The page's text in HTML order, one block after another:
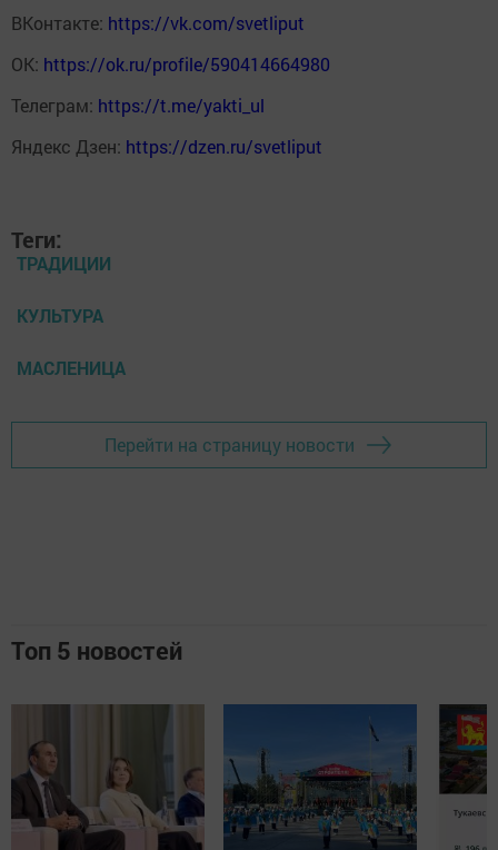
ВКонтакте: https://vk.com/svetliput
ОК: https://ok.ru/profile/590414664980
Телеграм: https://t.me/yakti_ul
Яндекс Дзен: https://dzen.ru/svetliput
Теги:
ТРАДИЦИИ
КУЛЬТУРА
МАСЛЕНИЦА
Перейти на страницу новости
Топ 5 новостей